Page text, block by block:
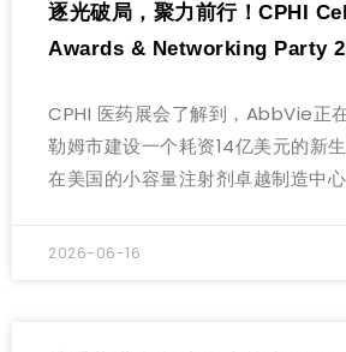
逐光破局，聚力前行！CPHI
Awards & Networking Party
CPHI 医药展会了解到，AbbVie正
勒姆市建设一个耗资14亿美元的新
在美国的小容量注射剂卓越制造中心
2026-06-16